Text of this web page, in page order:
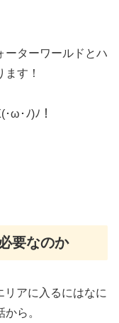
ーターワールドとハ
す！
ω･ﾉ)ﾉ！
要なのか
リアに入るにはなに
ら。